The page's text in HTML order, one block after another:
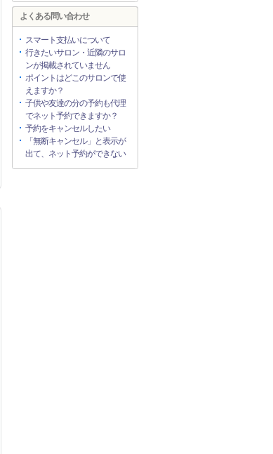
よくある問い合わせ
スマート支払いについて
行きたいサロン・近隣のサロ
ンが掲載されていません
ポイントはどこのサロンで使
えますか？
子供や友達の分の予約も代理
でネット予約できますか？
予約をキャンセルしたい
「無断キャンセル」と表示が
出て、ネット予約ができない